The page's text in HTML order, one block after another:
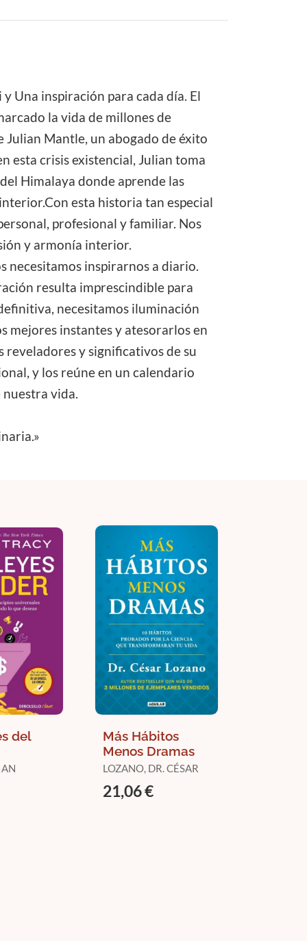
Una inspiración para cada día. El
la vida de millones de
Julian Mantle, un abogado de éxito
esta crisis existencial, Julian toma
Himalaya donde aprende las
esta historia tan especial
profesional y familiar. Nos
y armonía interior.
necesitamos inspirarnos a diario.
resulta imprescindible para
necesitamos iluminación
mejores instantes y atesorarlos en
reveladores y significativos de su
y los reúne en un calendario
vida.
del
Más Hábitos
Menos Dramas
LOZANO, DR. CÉSAR
21,06 €